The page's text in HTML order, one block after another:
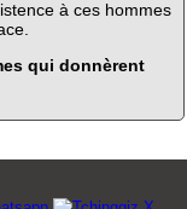
à ces hommes
qui donnèrent